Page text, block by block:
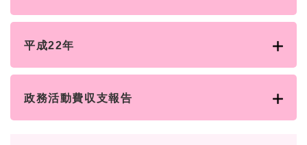
平成22年
政務活動費収支報告